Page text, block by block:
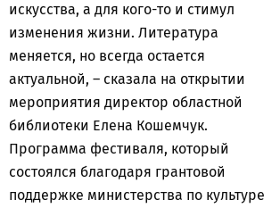
искусства, а для кого-то и стимул
изменения жизни. Литература
меняется, но всегда остается
актуальной, – сказала на открытии
мероприятия директор областной
библиотеки Елена Кошемчук.
Программа фестиваля, который
состоялся благодаря грантовой
поддержке министерства по культуре